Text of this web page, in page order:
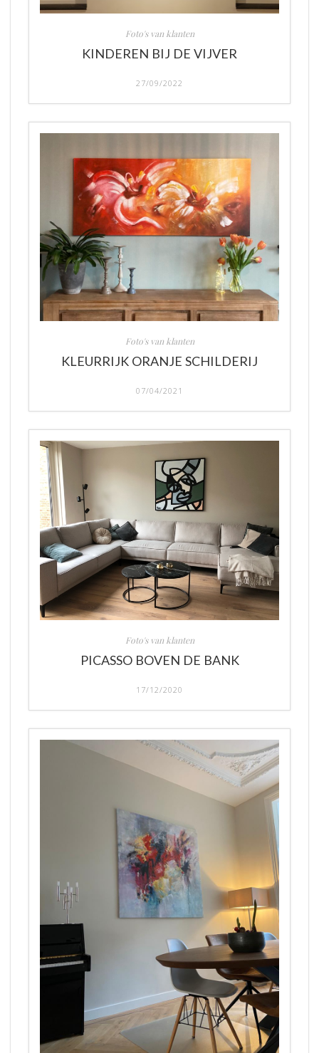
Foto's van klanten
KINDEREN BIJ DE VIJVER
27/09/2022
Foto's van klanten
KLEURRIJK ORANJE SCHILDERIJ
07/04/2021
Foto's van klanten
PICASSO BOVEN DE BANK
17/12/2020